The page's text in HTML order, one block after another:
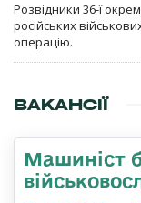
Розвідники 36-ї
російських
операцію.
ВАКАНСІЇ
Машиніст